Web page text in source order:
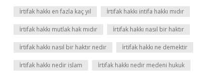
İrtifak hakkı en fazla kaç yıl İrtifak hakkı intifa hakkı mıdır
İrtifak hakkı mutlak hak mıdır İrtifak hakkı nasıl bir haktır
İrtifak hakkı nasıl bir haktır nedir İrtifak hakkı ne demektir
İrtifak hakkı nedir islam İrtifak hakkı nedir medeni hukuk